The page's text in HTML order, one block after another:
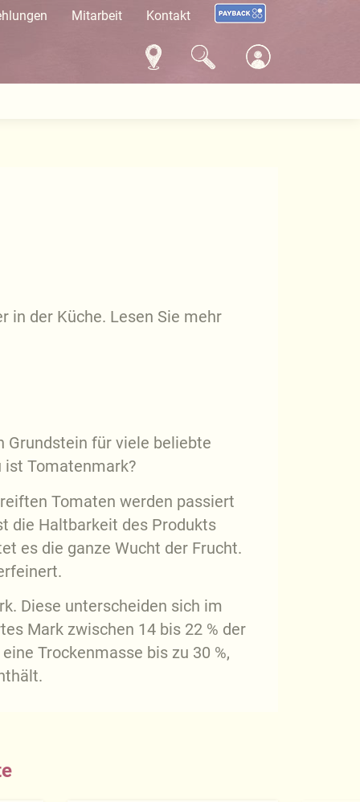
Mitarbeit Kontakt
in der Küche. Lesen Sie mehr
Grundstein für viele beliebte
ist Tomatenmark?
Tomaten werden passiert
die Haltbarkeit des Produkts
es die ganze Wucht der Frucht.
Diese unterscheiden sich im
Mark zwischen 14 bis 22 % der
Trockenmasse bis zu 30 %,